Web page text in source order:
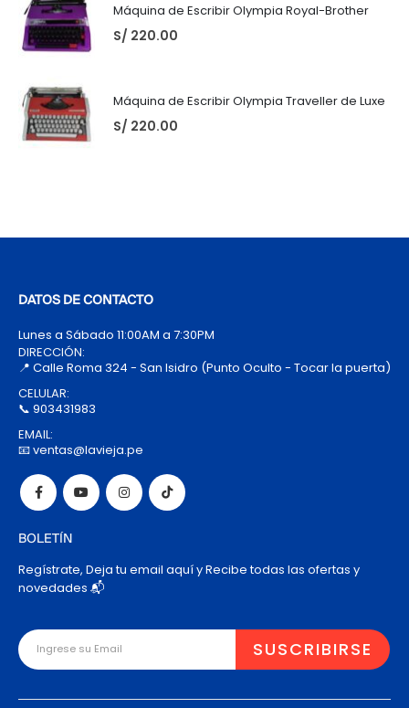
Máquina de Escribir Olympia Royal-Brother
S/ 220.00
Máquina de Escribir Olympia Traveller de Luxe
S/ 220.00
DATOS DE CONTACTO
Lunes a Sábado 11:00AM a 7:30PM
DIRECCIÓN:
📍 Calle Roma 324 - San Isidro (Punto Oculto - Tocar la puerta)
CELULAR:
📞 903431983
EMAIL:
📧 ventas@lavieja.pe
BOLETÍN
Regístrate, Deja tu email aquí y Recibe todas las ofertas y
novedades 📬